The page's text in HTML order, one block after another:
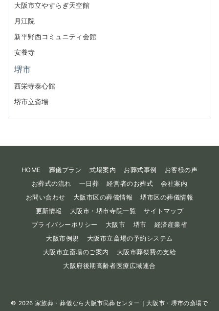
大阪市立やすらぎ天空館
月江院
新平野西コミュニティ会館
安養寺
堺市
西栄寺泰心館
堺市立斎場
HOME 葬儀プラン 式場案内 お葬式事例
お客様の声
お葬式の流れ
一日葬 経営者のお葬式
会社案内
お問い合わせ
大阪市区の葬儀情報
堺市区の葬儀情報
更新情報
大阪市・堺市寺院一覧
サイトマップ
プライバシーポリシー
大阪市 堺市
経済産業省
大阪市例規
大阪市立斎場の予約システム
大阪市立斎場のご案内
大阪市葬祭費の支給
大阪府後期高齢者医療広域連合
© 2026 家族葬・葬儀なら大阪市民葬センター｜大阪市・堺市の斎場で